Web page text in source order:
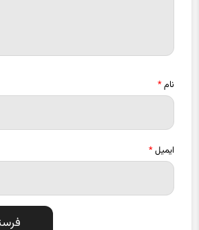
ایمیل*